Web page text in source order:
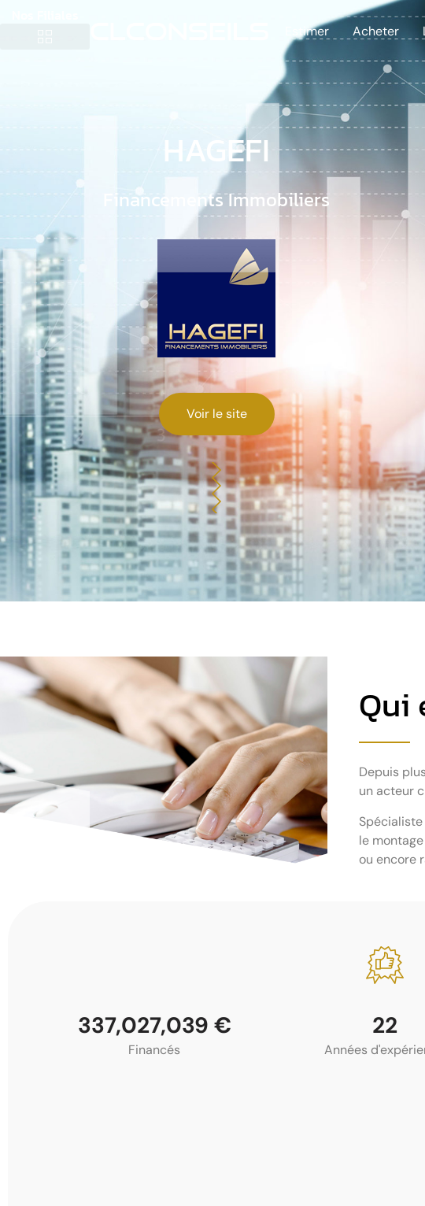
Estimer Acheter
HAGEFI
Financements Immobiliers
Voir le site
Qui
Depuis
un acteur
Spécialiste
le
ou encore
371,000,000 €
Financés
24
Années